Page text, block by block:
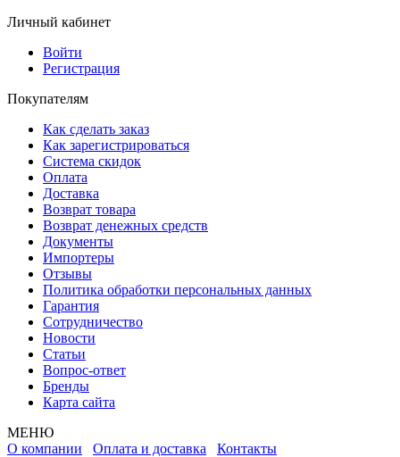
Личный кабинет
Войти
Регистрация
Покупателям
Как сделать заказ
Как зарегистрироваться
Система скидок
Оплата
Доставка
Возврат товара
Возврат денежных средств
Документы
Импортеры
Отзывы
Политика обработки персональных данных
Гарантия
Сотрудничество
Новости
Статьи
Вопрос-ответ
Бренды
Карта сайта
МЕНЮ
О компании Оплата и доставка Контакты